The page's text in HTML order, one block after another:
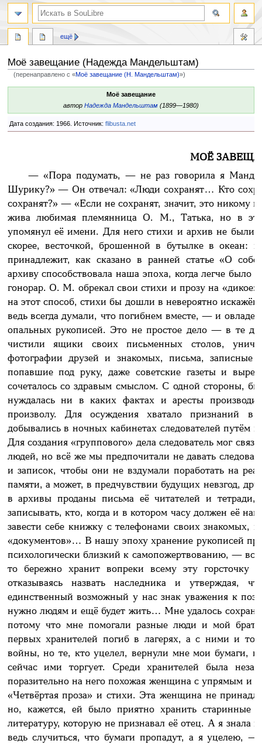
Моё завещание (Надежда Мандельштам)
(перенаправлено с «Моё завещание (Н. Мандельштам)»)
навигации
поиску
Моё завещание
авторНадежда Мандельштам (1899—1980)
Дата создания: 1966. Источник: flibusta.net
МОЁ
— «Пора подумать, — не раз говорила я
Шурику?» — Он отвечал: «Люди сохранят… Кто
сохранят?» — «Если не сохранят, значит, это
жива любимая племянница О. М., Татька, но в
упомянул её имени. Для него стихи и архив не были
скорее, весточкой, брошенной в бутылке в океан:
принадлежит, как сказано в ранней статье «О
архиву способствовала наша эпоха, когда легче было
гонорар. О. М. обрекал свои стихи и прозу на «дикое»
на этот способ, стихи бы дошли в невероятно
ведь всегда думали, что погибнем вместе, — и
опальных рукописей. Это не простое дело — в те
чистили ящики своих письменных столов,
фотографии друзей и знакомых, письма,
попавшие под руку, даже советские газеты и
сочеталось со здравым смыслом. С одной стороны,
нуждалась ни в каких фактах и аресты
произволу. Для осуждения хватало признаний в
добывались в ночных кабинетах следователей
Для создания «группового» дела следователь мог
людей, но всё же мы предпочитали не давать
и записок, чтобы они не вздумали поработать на
памяти, а может, в предчувствии будущих невзгод,
в архивы проданы письма её читателей и
записывать, кто, когда и в котором часу должен её
завести себе книжку с телефонами своих знакомых,
«документов»… В нашу эпоху хранение рукописей
психологически близкий к самопожертвованию, —
то бережно хранит вопреки всему эту горсточку
отказываясь назвать наследника и утверждая,
единственный возможный у нас знак уважения к
нужно людям и ещё будет жить… Мне удалось
потому что мне помогали разные люди и мой брат
первых хранителей погиб в лагерях, а с ними и
войны, но те, кто уцелел, вернули мне мои бумаги,
сейчас ими торгует. Среди хранителей была
поразительно на него похожая женщина с упрямым и
«Четвёртая проза» и стихи. Эта женщина не
но, кажется, ей было приятно хранить старинные
литературу, которую не признавал её отец. А я
ведь случиться, что бумаги пропадут, а я уцелею,
ещё